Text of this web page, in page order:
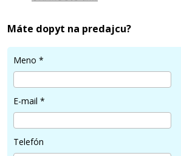
OKI 46508713 (Žltý)
Máte dopyt na predajcu?
Meno *
E-mail *
Telefón